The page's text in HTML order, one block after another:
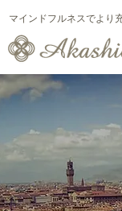
マインドフルネスでより